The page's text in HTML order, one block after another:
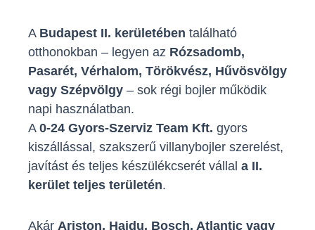
A Budapest II. kerületében található
otthonokban – legyen az Rózsadomb,
Pasarét, Vérhalom, Törökvész, Hűvösvölgy
vagy Szépvölgy – sok régi bojler működik
napi használatban.
A 0-24 Gyors-Szerviz Team Kft. gyors
kiszállással, szakszerű villanybojler szerelést,
javítást és teljes készülékcserét vállal a II.
kerület teljes területén.
Akár Ariston, Hajdu, Bosch, Atlantic vagy